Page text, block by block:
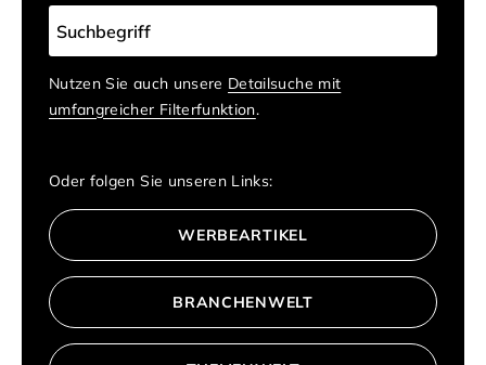
Nutzen Sie auch unsere Detailsuche mit
umfangreicher Filterfunktion.
Oder folgen Sie unseren Links:
WERBEARTIKEL
BRANCHENWELT